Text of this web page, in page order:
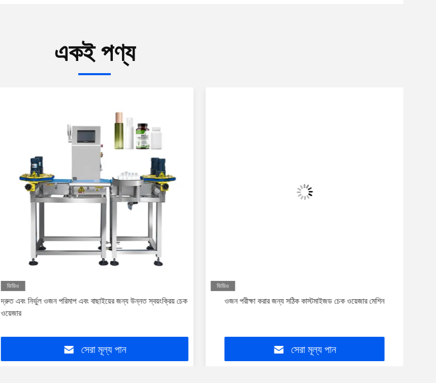
একই পণ্য
ভিডিও
দ্রুত এবং নির্ভুল ওজন পরিমাপ এবং বাছাইয়ের জন্য উন্নত স্বয়ংক্রিয় চেক
ওয়েজার
সেরা মূল্য পান
ভিডিও
ওজন পরীক্ষা করার জন্য সঠিক কাস্টমাইজড চেক ওয়েজার মেশিন
সেরা মূল্য পান